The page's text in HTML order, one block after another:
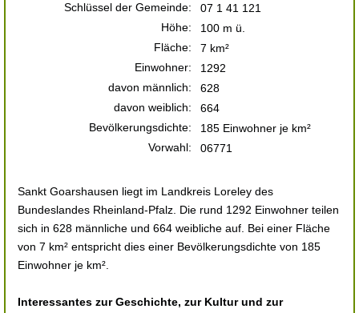
Schlüssel der Gemeinde:
07 1 41 121
Höhe:
100 m ü.
Fläche:
7 km²
Einwohner:
1292
davon männlich:
628
davon weiblich:
664
Bevölkerungsdichte:
185 Einwohner je km²
Vorwahl:
06771
Sankt Goarshausen liegt im Landkreis Loreley des
Bundeslandes Rheinland-Pfalz. Die rund 1292 Einwohner teilen
sich in 628 männliche und 664 weibliche auf. Bei einer Fläche
von 7 km² entspricht dies einer Bevölkerungsdichte von 185
Einwohner je km².
Interessantes zur Geschichte, zur Kultur und zur